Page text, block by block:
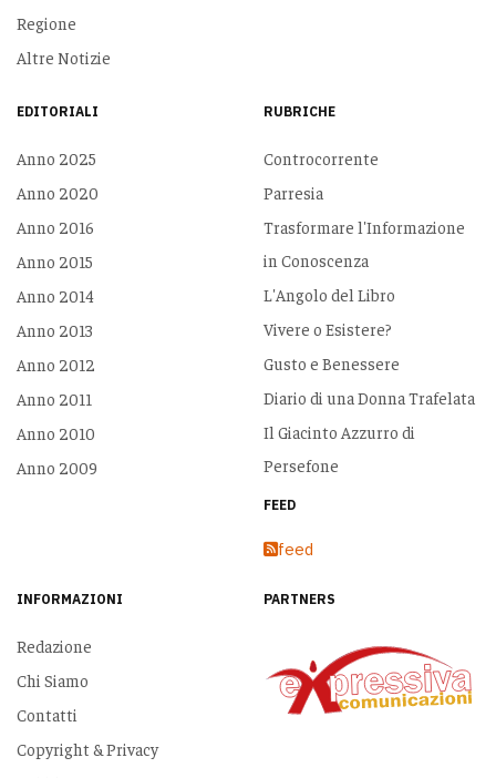
Regione
Altre Notizie
EDITORIALI
Anno 2025
Anno 2020
Anno 2016
Anno 2015
Anno 2014
Anno 2013
Anno 2012
Anno 2011
Anno 2010
Anno 2009
RUBRICHE
Controcorrente
Parresia
Trasformare l'Informazione
in Conoscenza
L'Angolo del Libro
Vivere o Esistere?
Gusto e Benessere
Diario di una Donna Trafelata
Il Giacinto Azzurro di
Persefone
FEED
feed
INFORMAZIONI
Redazione
Chi Siamo
Contatti
Copyright & Privacy
PARTNERS